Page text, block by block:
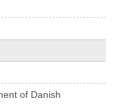
of Danish